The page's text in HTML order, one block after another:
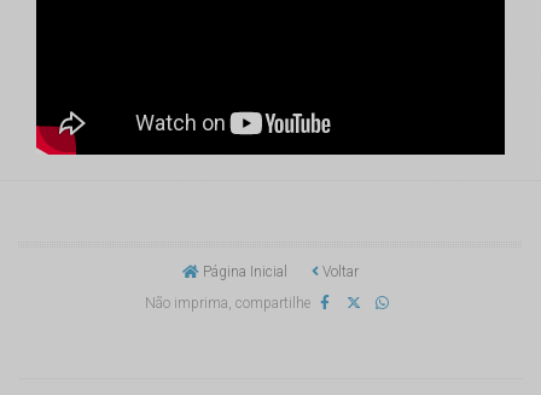
Página Inicial
Voltar
Não imprima, compartilhe